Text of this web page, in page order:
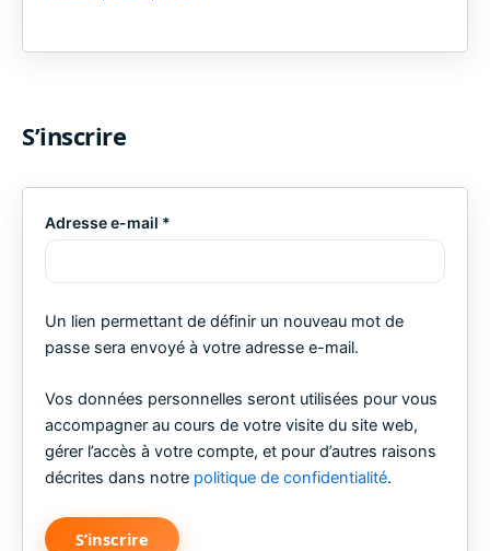
S’inscrire
Adresse e-mail *
Un lien permettant de définir un nouveau mot de
passe sera envoyé à votre adresse e-mail.
Vos données personnelles seront utilisées pour vous
accompagner au cours de votre visite du site web,
gérer l’accès à votre compte, et pour d’autres raisons
décrites dans notre politique de confidentialité.
S’inscrire